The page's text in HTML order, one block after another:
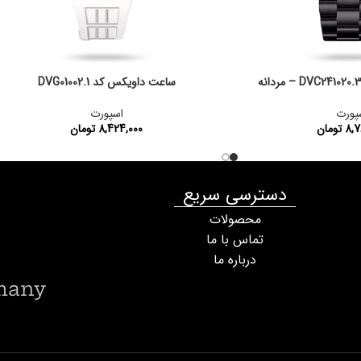
تومان
ساعت داویکس کد DVG01002.1
اسپورت
8,424,000 تومان
دسترسی سریع
محصولات
تماس با ما
درباره ما